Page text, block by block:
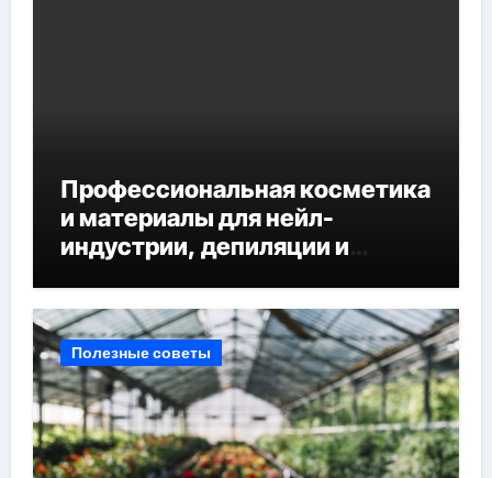
Профессиональная косметика
и материалы для нейл-
индустрии, депиляции и
Полезные советы